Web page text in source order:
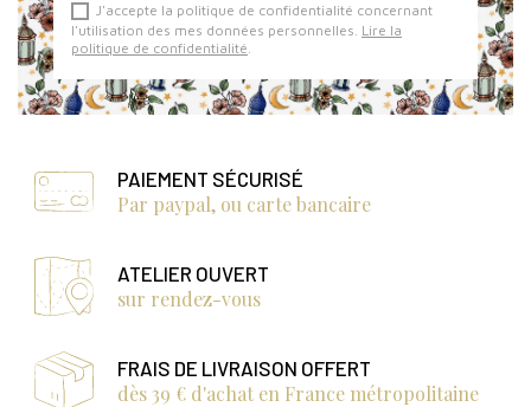
J'accepte la politique de confidentialité concernant
l'utilisation des mes données personnelles. Lire la
politique de confidentialité
PAIEMENT SÉCURISÉ
Par paypal, ou carte bancaire
ATELIER OUVERT
sur rendez-vous
FRAIS DE LIVRAISON OFFERT
dès 39 € d'achat en France métropolitaine